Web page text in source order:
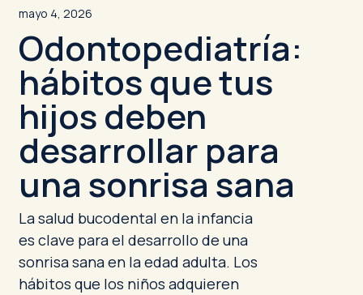
mayo 4, 2026
Odontopediatría:
hábitos que tus
hijos deben
desarrollar para
una sonrisa sana
La salud bucodental en la infancia
es clave para el desarrollo de una
sonrisa sana en la edad adulta. Los
hábitos que los niños adquieren